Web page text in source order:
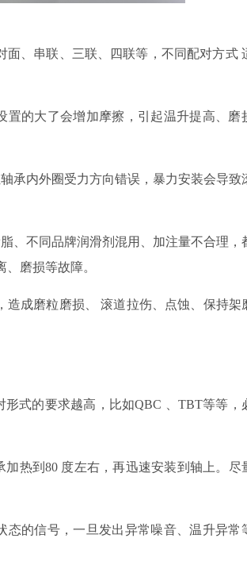
、串联、三联、四联等， 不同配对方式
置的大了会增加摩擦，引起温升提高、磨
承内外圈受力方向错误，暴力安装会导致
、不同品牌润滑剂混用、加注量不合理，
磨损等故障。
， 造成磨粒磨损 滚道拉伤、点蚀
保持架
形式的要求越高，比如QBC TBT等等，
加热到80 度左右，再迅速安装到轴上。尽
态的信号，一旦发出异常噪音、温升异常